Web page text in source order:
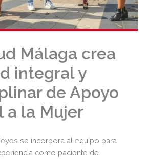
Málaga crea
integral y
de Apoyo
a la Mujer
se incorpora al equipo para
como paciente de